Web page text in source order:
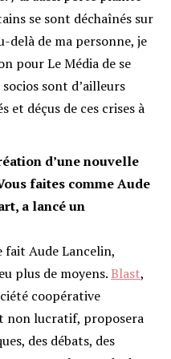
se sont déchaînés sur
delà de ma personne, je
pour Le Média de se
sont d’ailleurs
et déçus de ces crises à
d’une nouvelle
faites comme Aude
a lancé un
fait Aude Lancelin,
plus de moyens. Blast,
coopérative
non lucratif, proposera
des débats, des